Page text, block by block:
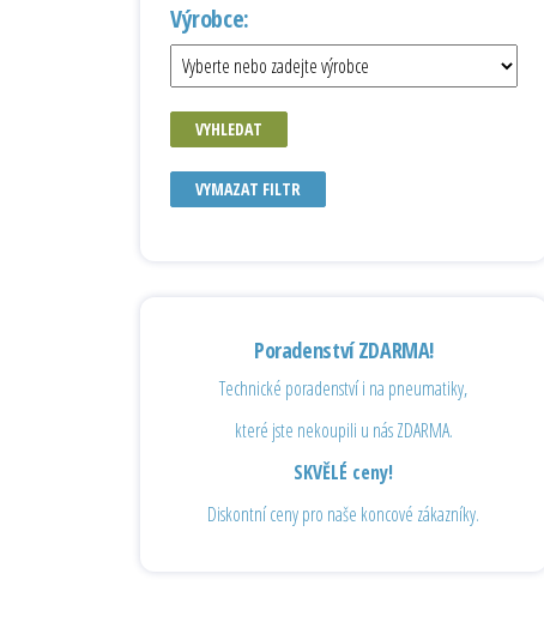
Výrobce:
VYHLEDAT
VYMAZAT FILTR
Poradenství ZDARMA!
Technické poradenství i na pneumatiky,
které jste nekoupili u nás ZDARMA.
SKVĚLÉ ceny!
Diskontní ceny pro naše koncové zákazníky.